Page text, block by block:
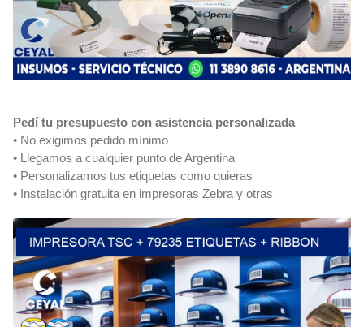
Pedí tu presupuesto con asistencia personalizada
• No exigimos pedido mínimo
• Llegamos a cualquier punto de Argentina
• Personalizamos tus etiquetas como quieras
• Instalación gratuita en impresoras Zebra y otras